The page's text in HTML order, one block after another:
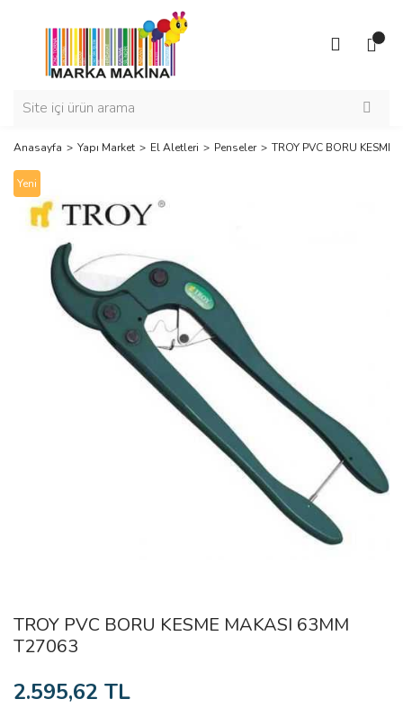
Anasayfa Yapı Market El Aletleri Penseler TROY PVC BORU KESME
Yeni
TROY PVC BORU KESME MAKASI 63MM
T27063
2.595,62 TL